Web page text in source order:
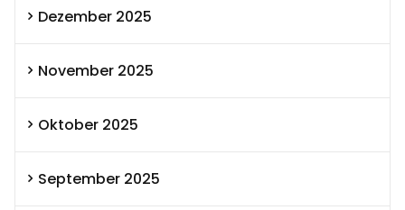
Dezember 2025
November 2025
Oktober 2025
September 2025